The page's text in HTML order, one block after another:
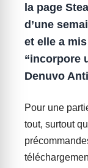
la page
d’une
et elle a
“incorpore
Denuvo
Pour une
tout, surtout